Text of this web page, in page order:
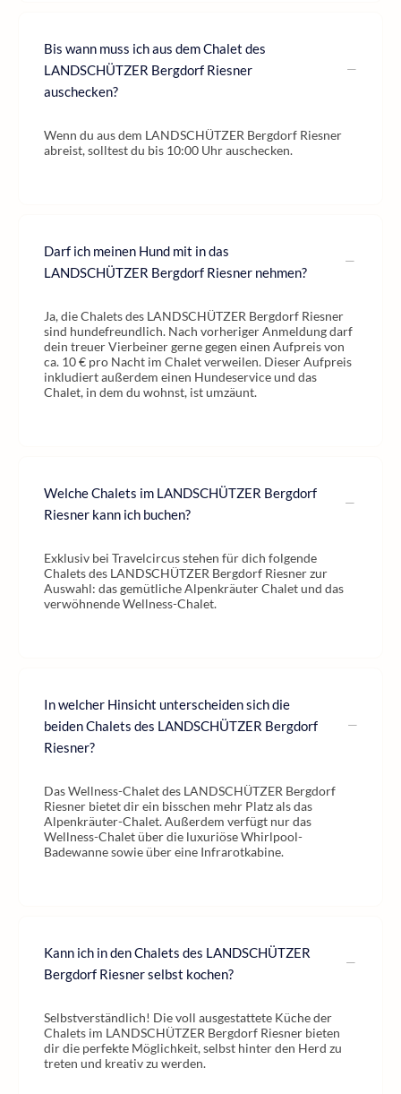
Bis wann muss ich aus dem Chalet des
LANDSCHÜTZER Bergdorf Riesner
auschecken?
Wenn du aus dem LANDSCHÜTZER Bergdorf Riesner
abreist, solltest du bis 10:00 Uhr auschecken.
Darf ich meinen Hund mit in das
LANDSCHÜTZER Bergdorf Riesner nehmen?
Ja, die Chalets des LANDSCHÜTZER Bergdorf Riesner
sind hundefreundlich. Nach vorheriger Anmeldung darf
dein treuer Vierbeiner gerne gegen einen Aufpreis von
ca. 10 € pro Nacht im Chalet verweilen. Dieser Aufpreis
inkludiert außerdem einen Hundeservice und das
Chalet, in dem du wohnst, ist umzäunt.
Welche Chalets im LANDSCHÜTZER Bergdorf
Riesner kann ich buchen?
Exklusiv bei Travelcircus stehen für dich folgende
Chalets des LANDSCHÜTZER Bergdorf Riesner zur
Auswahl: das gemütliche Alpenkräuter Chalet und das
verwöhnende Wellness-Chalet.
In welcher Hinsicht unterscheiden sich die
beiden Chalets des LANDSCHÜTZER Bergdorf
Riesner?
Das Wellness-Chalet des LANDSCHÜTZER Bergdorf
Riesner bietet dir ein bisschen mehr Platz als das
Alpenkräuter-Chalet. Außerdem verfügt nur das
Wellness-Chalet über die luxuriöse Whirlpool-
Badewanne sowie über eine Infrarotkabine.
Kann ich in den Chalets des LANDSCHÜTZER
Bergdorf Riesner selbst kochen?
Selbstverständlich! Die voll ausgestattete Küche der
Chalets im LANDSCHÜTZER Bergdorf Riesner bieten
dir die perfekte Möglichkeit, selbst hinter den Herd zu
treten und kreativ zu werden.